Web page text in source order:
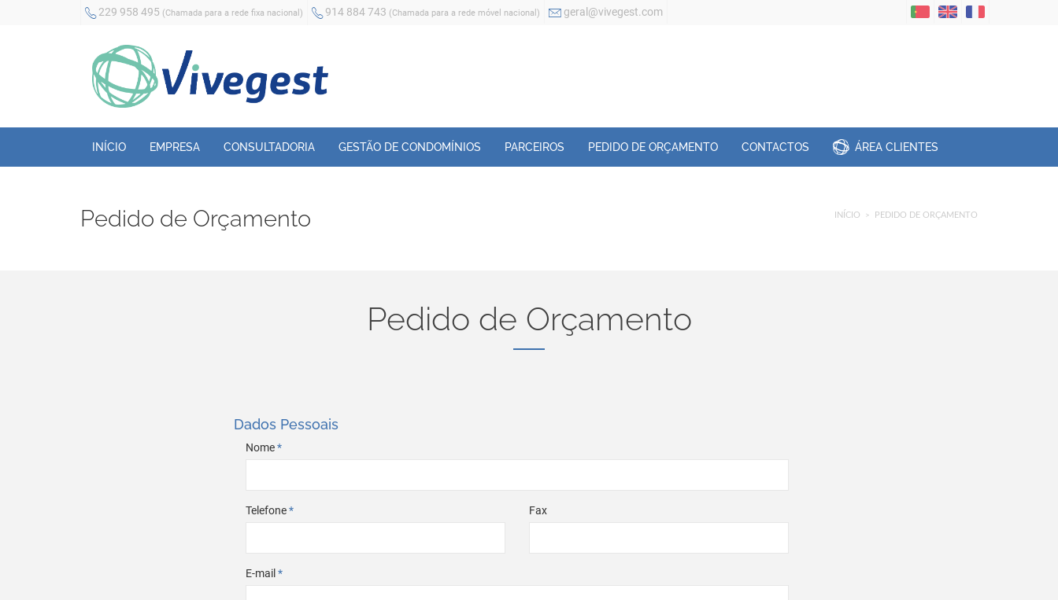
229 958 495 (Chamada para a rede fixa nacional) 914 884 743 (Chamada para a rede móvel nacional) geral@vivegest.com
INÍCIO EMPRESA CONSULTADORIA GESTÃO DE CONDOMÍNIOS PARCEIROS PEDIDO DE ORÇAMENTO CONTACTOS ÁREA CLIENTES
Pedido de Orçamento INÍCIO PEDIDO DE ORÇAMENTO
Pedido de Orçamento
Dados Pessoais
Nome*
Telefone* Fax
E-mail *